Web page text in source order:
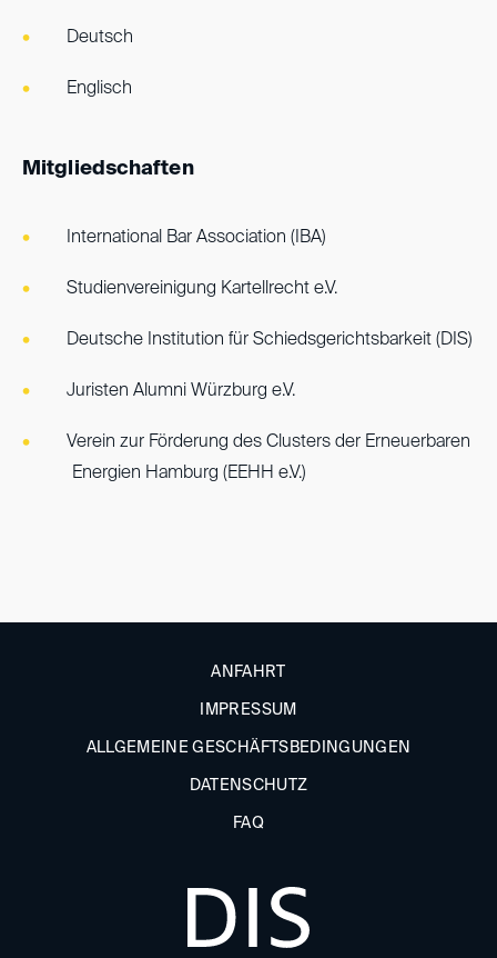
Deutsch
Englisch
Mitgliedschaften
International Bar Association (IBA)
Studienvereinigung Kartellrecht e.V.
Deutsche Institution für Schiedsgerichtsbarkeit (DIS)
Juristen Alumni Würzburg e.V.
Verein zur Förderung des Clusters der Erneuerbaren
Energien Hamburg (EEHH e.V.)
ANFAHRT
IMPRESSUM
ALLGEMEINE GESCHÄFTSBEDINGUNGEN
DATENSCHUTZ
FAQ